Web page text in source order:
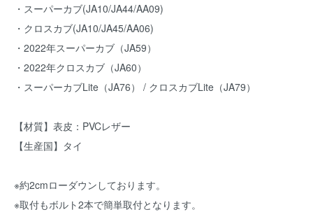
・スーパーカブ(JA10/JA44/AA09)
・クロスカブ(JA10/JA45/AA06)
・2022年スーパーカブ（JA59）
・2022年クロスカブ（JA60）
・スーパーカブLite（JA76） / クロスカブLite（JA79）
【材質】表皮：PVCレザー
【生産国】タイ
※約2cmローダウンしております。
※取付もボルト2本で簡単取付となります。